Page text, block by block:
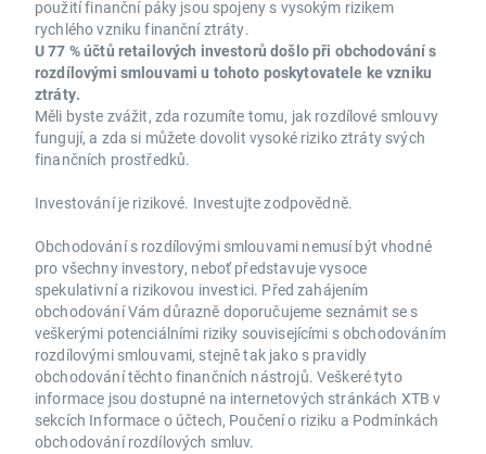
použití finanční páky jsou spojeny s vysokým rizikem
rychlého vzniku finanční ztráty.
U 77 % účtů retailových investorů došlo při obchodování s
rozdílovými smlouvami u tohoto poskytovatele ke vzniku
ztráty.
Měli byste zvážit, zda rozumíte tomu, jak rozdílové smlouvy
fungují, a zda si můžete dovolit vysoké riziko ztráty svých
finančních prostředků.
Investování je rizikové. Investujte zodpovědně.
Obchodování s rozdílovými smlouvami nemusí být vhodné
pro všechny investory, neboť představuje vysoce
spekulativní a rizikovou investici. Před zahájením
obchodování Vám důrazně doporučujeme seznámit se s
veškerými potenciálními riziky souvisejícími s obchodováním
rozdílovými smlouvami, stejně tak jako s pravidly
obchodování těchto finančních nástrojů. Veškeré tyto
informace jsou dostupné na internetových stránkách XTB v
sekcích Informace o účtech, Poučení o riziku a Podmínkách
obchodování rozdílových smluv.